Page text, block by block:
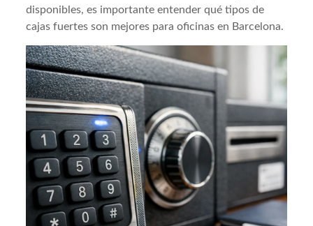
disponibles, es importante entender qué tipos de
cajas fuertes son mejores para oficinas en Barcelona.